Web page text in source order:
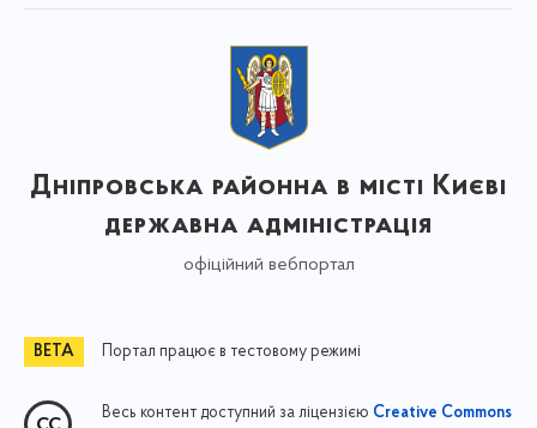
Дніпровська районна в місті Києві
державна адміністрація
офіційний вебпортал
Портал працює в тестовому режимі
Весь контент доступний за ліцензією Creative Commons